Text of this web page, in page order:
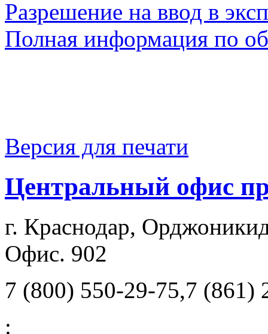
Разрешение на ввод в
Полная информация по
Версия для печати
Центральный офис
г. Краснодар,
Офис. 902
7 (800) 550-29-75,7 (861)
: